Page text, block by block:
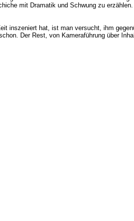
mit Dramatik und Schwung zu
inszeniert hat, ist man versucht, ihm
Der Rest, von Kameraführung über